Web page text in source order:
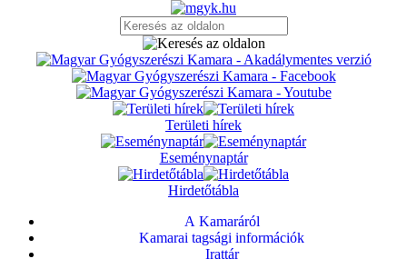
Területi hírek
Eseménynaptár
Hirdetőtábla
A Kamaráról
Kamarai tagsági információk
Irattár